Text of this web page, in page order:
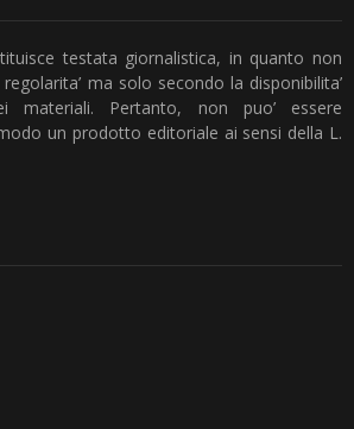
testata giornalistica, in quanto non
ma solo secondo la disponibilita’
materiali. Pertanto, non puo’ essere
un prodotto editoriale ai sensi della L.